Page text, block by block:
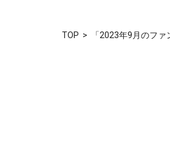
TOP 「2023年9月のフ